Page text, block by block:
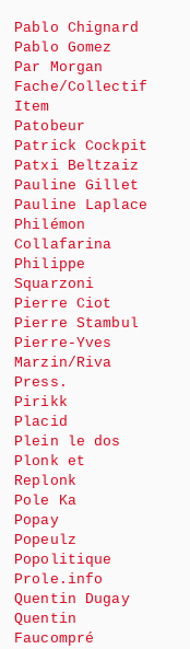
Pablo Chignard
Pablo Gomez
Par Morgan
Fache/Collectif
Item
Patobeur
Patrick Cockpit
Patxi Beltzaiz
Pauline Gillet
Pauline Laplace
Philémon
Collafarina
Philippe
Squarzoni
Pierre Ciot
Pierre Stambul
Pierre-Yves
Marzin/Riva
Press.
Pirikk
Placid
Plein le dos
Plonk et
Replonk
Pole Ka
Popay
Popeulz
Popolitique
Prole.info
Quentin Dugay
Quentin
Faucompré